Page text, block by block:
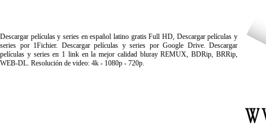
Descargar películas y series en español latino gratis Full HD, Descargar películas y
series por 1Fichier. Descargar películas y series por Google Drive. Descargar
películas y series en 1 link en la mejor calidad bluray REMUX, BDRip, BRRip,
WEB-DL. Resolución de video: 4k - 1080p - 720p.